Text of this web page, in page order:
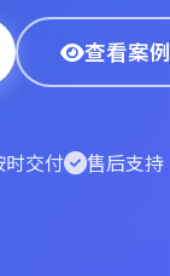
查看案例
时交付 售后支持